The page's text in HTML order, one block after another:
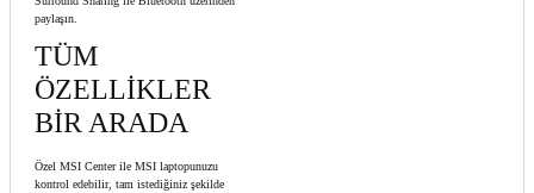
paylaşın.
TÜM
ÖZELLİKLER
BİR ARADA
Özel MSI Center ile MSI laptopunuzu
kontrol edebilir, tam istediğiniz şekilde